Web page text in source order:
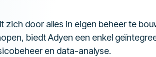
zich door alles in eigen beheer te
biedt Adyen een enkel
en data-analyse.